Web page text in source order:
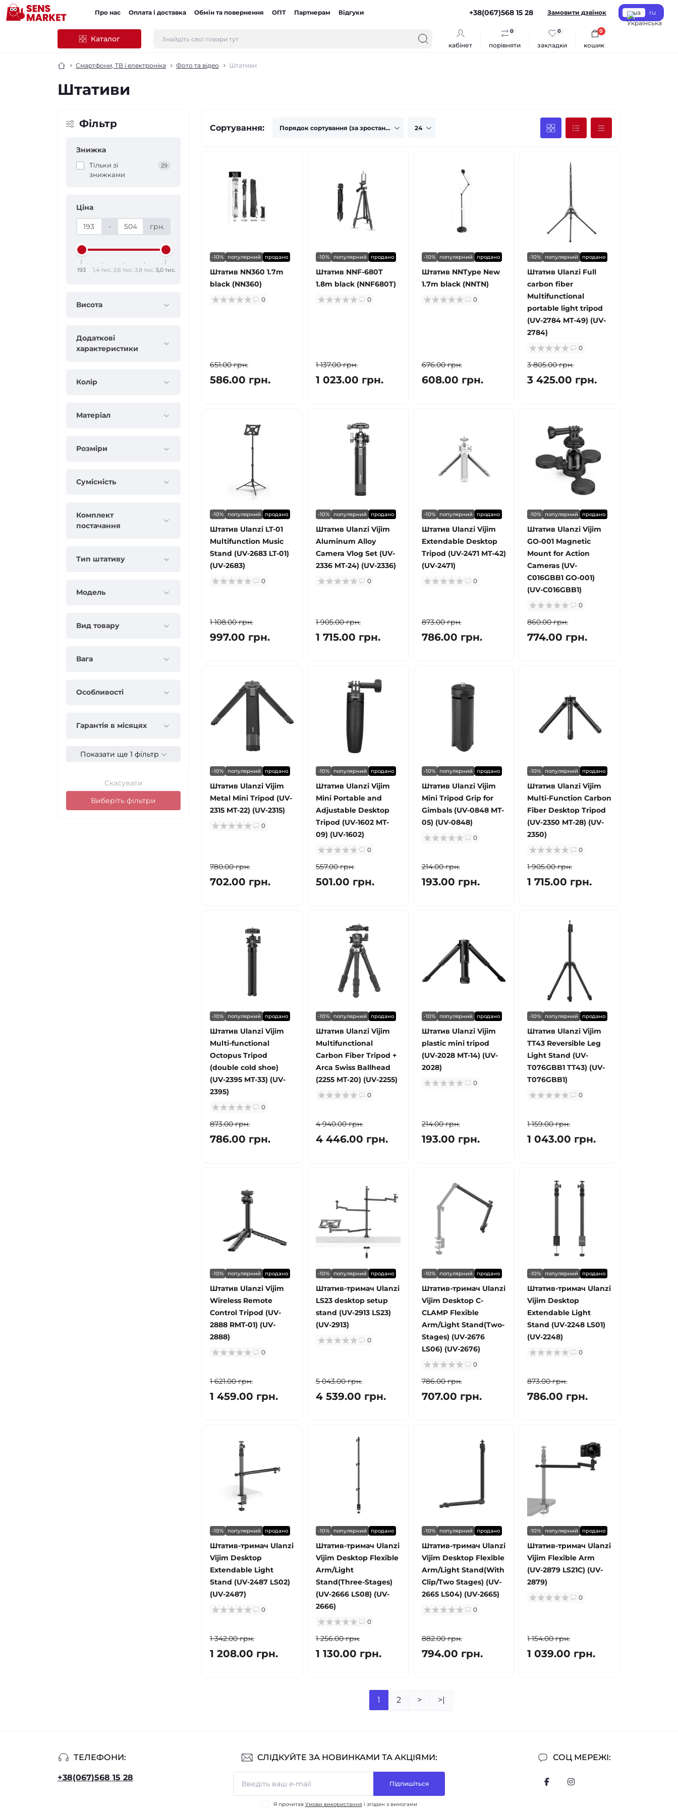
Про нас Оплата і доставка Обмін та повернення ОПТ Партнерам Відгуки +38(067)568 15 28 Замовити дзвінок ua ru
Каталог
кабінет порівняти
0
закладки
0
кошик
0
Смартфони, ТВ і електроніка Фото та відео Штативи
Штативи
Фільтр
Знижка
Тільки зі
знижками
29
Ціна
- грн.
193 1,4 тис. 2,6 тис. 3,8 тис. 5,0 тис.
Висота
Додаткові
характеристики
Колір
Матеріал
Розміри
Сумісність
Комплект
постачання
Тип штативу
Модель
Вид товару
Вага
Особливості
Гарантія в місяцях
Показати ще 1 фільтр
Скасувати
Виберіть фільтри
Сортування:
-10% популярний продано
Штатив NN360 1.7m
black (NN360)
0
651.00 грн.
586.00 грн.
-10% популярний продано
Штатив NNF-680T
1.8m black (NNF680T)
0
1 137.00 грн.
1 023.00 грн.
-10% популярний продано
Штатив NNType New
1.7m black (NNTN)
0
676.00 грн.
608.00 грн.
-10% популярний продано
Штатив Ulanzi Full
carbon fiber
Multifunctional
portable light tripod
(UV-2784 MT-49) (UV-
2784)
0
3 805.00 грн.
3 425.00 грн.
-10% популярний продано
Штатив Ulanzi LT-01
Multifunction Music
Stand (UV-2683 LT-01)
(UV-2683)
0
1 108.00 грн.
997.00 грн.
-10% популярний продано
Штатив Ulanzi Vijim
Aluminum Alloy
Camera Vlog Set (UV-
2336 MT-24) (UV-2336)
0
1 905.00 грн.
1 715.00 грн.
-10% популярний продано
Штатив Ulanzi Vijim
Extendable Desktop
Tripod (UV-2471 MT-42)
(UV-2471)
0
873.00 грн.
786.00 грн.
-10% популярний продано
Штатив Ulanzi Vijim
GO-001 Magnetic
Mount for Action
Cameras (UV-
C016GBB1 GO-001)
(UV-C016GBB1)
0
860.00 грн.
774.00 грн.
-10% популярний продано
Штатив Ulanzi Vijim
Metal Mini Tripod (UV-
2315 MT-22) (UV-2315)
0
780.00 грн.
702.00 грн.
-10% популярний продано
Штатив Ulanzi Vijim
Mini Portable and
Adjustable Desktop
Tripod (UV-1602 MT-
09) (UV-1602)
0
557.00 грн.
501.00 грн.
-10% популярний продано
Штатив Ulanzi Vijim
Mini Tripod Grip for
Gimbals (UV-0848 MT-
05) (UV-0848)
0
214.00 грн.
193.00 грн.
-10% популярний продано
Штатив Ulanzi Vijim
Multi-Function Carbon
Fiber Desktop Tripod
(UV-2350 MT-28) (UV-
2350)
0
1 905.00 грн.
1 715.00 грн.
-10% популярний продано
Штатив Ulanzi Vijim
Multi-functional
Octopus Tripod
(double cold shoe)
(UV-2395 MT-33) (UV-
2395)
0
873.00 грн.
786.00 грн.
-10% популярний продано
Штатив Ulanzi Vijim
Multifunctional
Carbon Fiber Tripod +
Arca Swiss Ballhead
(2255 MT-20) (UV-2255)
0
4 940.00 грн.
4 446.00 грн.
-10% популярний продано
Штатив Ulanzi Vijim
plastic mini tripod
(UV-2028 MT-14) (UV-
2028)
0
214.00 грн.
193.00 грн.
-10% популярний продано
Штатив Ulanzi Vijim
TT43 Reversible Leg
Light Stand (UV-
T076GBB1 TT43) (UV-
T076GBB1)
0
1 159.00 грн.
1 043.00 грн.
-10% популярний продано
Штатив Ulanzi Vijim
Wireless Remote
Control Tripod (UV-
2888 RMT-01) (UV-
2888)
0
1 621.00 грн.
1 459.00 грн.
-10% популярний продано
Штатив-тримач Ulanzi
LS23 desktop setup
stand (UV-2913 LS23)
(UV-2913)
0
5 043.00 грн.
4 539.00 грн.
-10% популярний продано
Штатив-тримач Ulanzi
Vijim Desktop C-
CLAMP Flexible
Arm/Light Stand(Two-
Stages) (UV-2676
LS06) (UV-2676)
0
786.00 грн.
707.00 грн.
-10% популярний продано
Штатив-тримач Ulanzi
Vijim Desktop
Extendable Light
Stand (UV-2248 LS01)
(UV-2248)
0
873.00 грн.
786.00 грн.
-10% популярний продано
Штатив-тримач Ulanzi
Vijim Desktop
Extendable Light
Stand (UV-2487 LS02)
(UV-2487)
0
1 342.00 грн.
1 208.00 грн.
-10% популярний продано
Штатив-тримач Ulanzi
Vijim Desktop Flexible
Arm/Light
Stand(Three-Stages)
(UV-2666 LS08) (UV-
2666)
0
1 256.00 грн.
1 130.00 грн.
-10% популярний продано
Штатив-тримач Ulanzi
Vijim Desktop Flexible
Arm/Light Stand(With
Clip/Two Stages) (UV-
2665 LS04) (UV-2665)
0
882.00 грн.
794.00 грн.
-10% популярний продано
Штатив-тримач Ulanzi
Vijim Flexible Arm
(UV-2879 LS21C) (UV-
2879)
0
1 154.00 грн.
1 039.00 грн.
1 2 > >|
ТЕЛЕФОНИ:
+38(067)568 15 28
СОЦ МЕРЕЖІ:
СЛІДКУЙТЕ ЗА НОВИНКАМИ ТА АКЦІЯМИ:
Підпишіться
Я прочитав Умови використання і згоден з вимогами